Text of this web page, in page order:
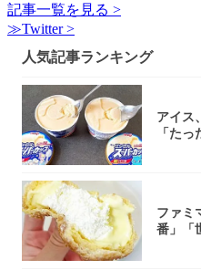
記事一覧を見る >
≫Twitter >
人気記事ランキング
アイス
「た
ファミ
番」「